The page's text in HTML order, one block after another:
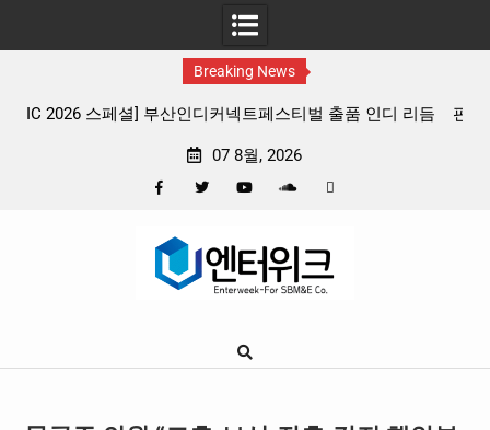
Breaking News
디 리듬
판타지 케이팝 애니메이션 ‘고스트밴드’ 8월 26일(수)
07 8월, 2026
Google